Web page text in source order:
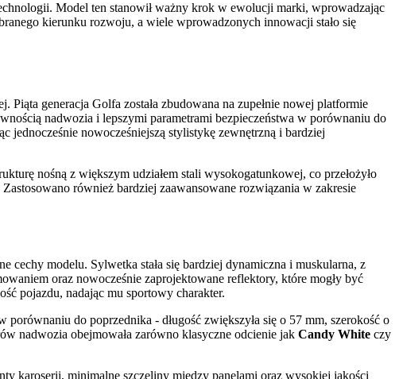
Model ten stanowił ważny krok w ewolucji marki, wprowadzając
kierunku rozwoju, a wiele wprowadzonych innowacji stało się
generacja Golfa została zbudowana na zupełnie nowej platformie
nadwozia i lepszymi parametrami bezpieczeństwa w porównaniu do
jednocześnie nowocześniejszą stylistykę zewnętrzną i bardziej
nośną z większym udziałem stali wysokogatunkowej, co przełożyło
również bardziej zaawansowane rozwiązania w zakresie
modelu. Sylwetka stała się bardziej dynamiczna i muskularna, z
oraz nowocześnie zaprojektowane reflektory, które mogły być
pojazdu, nadając mu sportowy charakter.
do poprzednika - długość zwiększyła się o 57 mm, szerokość o
nadwozia obejmowała zarówno klasyczne odcienie jak Candy White czy
karoserii, minimalne szczeliny między panelami oraz wysokiej jakości